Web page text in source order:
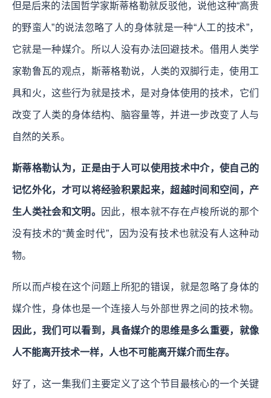
但是后来的法国哲学家斯蒂格勒就反驳他，说他这种“高贵
的野蛮人”的说法忽略了人的身体就是一种“人工的技术”，
它就是一种媒介。所以人没有办法回避技术。借用人类学
家勒鲁瓦的观点，斯蒂格勒说，人类的双脚行走，使用工
具和火，这些行为就是技术，是对身体使用的技术，它们
改变了人类的身体结构、脑容量等，并进一步改变了人与
自然的关系。
斯蒂格勒认为，正是由于人可以使用技术中介，使自己的
记忆外化，才可以将经验积累起来，超越时间和空间，产
生人类社会和文明。 因此，根本就不存在卢梭所说的那个
没有技术的“黄金时代”，因为没有技术也就没有人这种动
物。
所以而卢梭在这个问题上所犯的错误，就是忽略了身体的
媒介性，身体也是一个连接人与外部世界之间的技术物。
因此，我们可以看到，具备媒介的思维是多么重要，就像
人不能离开技术一样，人也不可能离开媒介而生存。
好了，这一集我们主要定义了这个节目最核心的一个关键